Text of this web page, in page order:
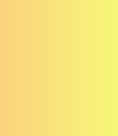
bài viết mới nhất
mỗi tuần.